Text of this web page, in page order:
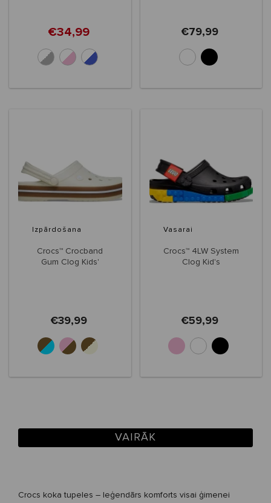
€34,99 €79,99
Izpārdošana
Crocs™ Crocband
Gum Clog Kids'
€39,99
Vasarai
Crocs™ 4LW System
Clog Kid's
€59,99
VAIRĀK
Crocs koka tupeles – leģendārs komforts visai ģimenei